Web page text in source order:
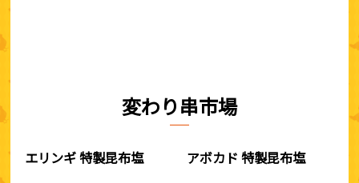
変わり串市場
エリンギ 特製昆布塩 アボカド 特製昆布塩